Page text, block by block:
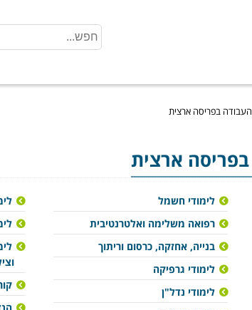
בפריסה ארצית
ארצית
לימודי חשמל
רפואה משלימה ואלטרנטיבית
בנייה, אחזקה, כרסום וריתוך
לימודי גרפיקה
לימודי נדל"ן